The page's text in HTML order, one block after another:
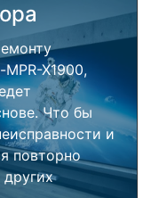
X1900,
Что бы
и
повторно